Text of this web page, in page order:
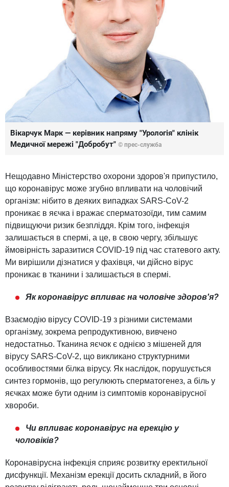
Вікарчук Марк — керівник напряму "Урологія" клінік
Медичної мережі "Добробут" © прес-служба
Нещодавно Міністерство охорони здоров'я припустило,
що коронавірус може згубно впливати на чоловічий
організм: нібито в деяких випадках SARS-CoV-2
проникає в яєчка і вражає сперматозоїди, тим самим
підвищуючи ризик безпліддя. Крім того, інфекція
залишається в спермі, а це, в свою чергу, збільшує
ймовірність заразитися COVID-19 під час статевого акту.
Ми вирішили дізнатися у фахівця, чи дійсно вірус
проникає в тканини і залишається в спермі.
Як коронавірус впливає на чоловіче здоров'я?
Взаємодію вірусу COVID-19 з різними системами
організму, зокрема репродуктивною, вивчено
недостатньо. Тканина яєчок є однією з мішеней для
вірусу SARS-CoV-2, що викликано структурними
особливостями білка вірусу. Як наслідок, порушується
синтез гормонів, що регулюють сперматогенез, а біль у
яєчках може бути одним із симптомів коронавірусної
хвороби.
Чи впливає коронавірус на ерекцію у
чоловіків?
Коронавірусна інфекція сприяє розвитку еректильної
дисфункції. Механізм ерекції досить складний, в його